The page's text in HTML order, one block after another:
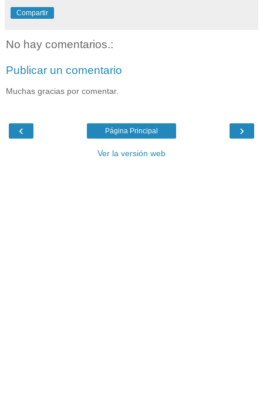
Compartir
No hay comentarios.:
Publicar un comentario
Muchas gracias por comentar.
‹ ›
Página Principal
Ver la versión web